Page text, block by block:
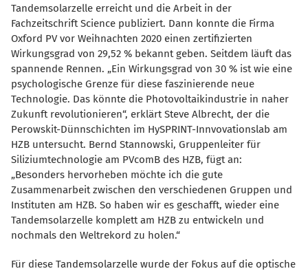
Tandemsolarzelle erreicht und die Arbeit in der
Fachzeitschrift Science publiziert. Dann konnte die Firma
Oxford PV vor Weihnachten 2020 einen zertifizierten
Wirkungsgrad von 29,52 % bekannt geben. Seitdem läuft das
spannende Rennen. „Ein Wirkungsgrad von 30 % ist wie eine
psychologische Grenze für diese faszinierende neue
Technologie. Das könnte die Photovoltaikindustrie in naher
Zukunft revolutionieren“, erklärt Steve Albrecht, der die
Perowskit-Dünnschichten im HySPRINT-Innvovationslab am
HZB untersucht. Bernd Stannowski, Gruppenleiter für
Siliziumtechnologie am PVcomB des HZB, fügt an:
Besonders hervorheben möchte ich die gute
Zusammenarbeit zwischen den verschiedenen Gruppen und
Instituten am HZB. So haben wir es geschafft, wieder eine
Tandemsolarzelle komplett am HZB zu entwickeln und
nochmals den Weltrekord zu holen.“
Für diese Tandemsolarzelle wurde der Fokus auf die optische